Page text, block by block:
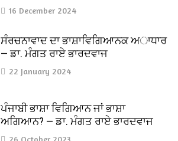
16 December 2024
ਸੰਰਚਨਾਵਾਦ ਦਾ ਭਾਸ਼ਾਵਿਗਿਆਨਕ ਅਾਧਾਰ
— ਡਾ. ਮੰਗਤ ਰਾਏ ਭਾਰਦਵਾਜ
22 January 2024
ਪੰਜਾਬੀ ਭਾਸ਼ਾ ਵਿਗਿਆਨ ਜਾਂ ਭਾਸ਼ਾ
ਅਗਿਆਨ? — ਡਾ. ਮੰਗਤ ਰਾਏ ਭਾਰਦਵਾਜ